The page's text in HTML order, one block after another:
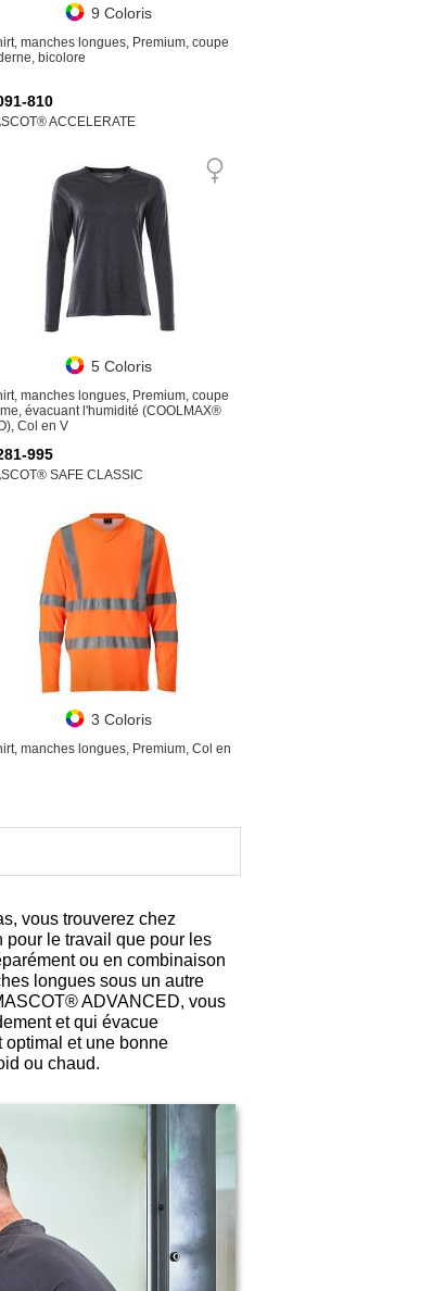
9 Coloris
manches longues, Premium, coupe
bicolore
810
ACCELERATE
5 Coloris
manches longues, Premium, coupe
évacuant l'humidité (COOLMAX®
Col en V
995
SAFE CLASSIC
3 Coloris
manches longues, Premium, Col en
vous trouverez chez
le travail que pour les
ou en combinaison
longues sous un autre
ADVANCED, vous
et qui évacue
optimal et une bonne
ou chaud.